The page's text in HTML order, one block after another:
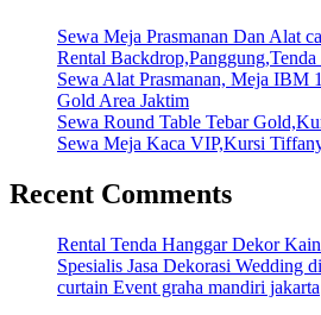
Sewa Meja Prasmanan Dan Alat
Rental
Sewa Alat Prasmanan, Meja IBM
Gold Area Jaktim
Sewa Round Table Tebar
Sewa Meja Kaca VIP,Kursi
Recent Comments
Rental Tenda Hanggar Dekor
Spesialis Jasa Dekorasi Wedding
curtain Event graha mandiri jakarta